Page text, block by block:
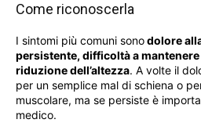
Come riconoscerla
I sintomi più comuni sonodolore
persistente, difficoltà a
riduzione dell’altezza. A volte il
per un semplice mal di schiena o
muscolare, ma se persiste è
medico.